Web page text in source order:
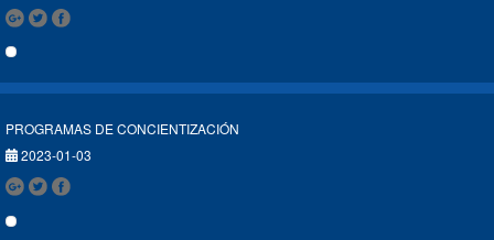
PROGRAMAS DE CONCIENTIZACIÓN
2023-01-03